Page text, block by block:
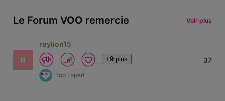
Le Forum VOO remercie Voir plus
R
roylion15
+9 plus
Top Expert
37